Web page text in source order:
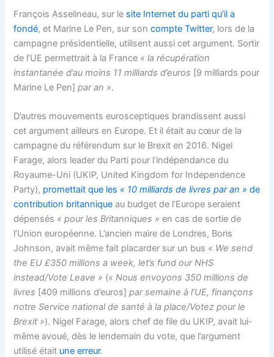
François Asselineau, sur le site Internet du parti qu’il a
fondé, et Marine Le Pen, sur soncompte Twitter, lors de la
campagne présidentielle, utilisent aussi cet argument. Sortir
de l’UE permettrait à la France « la récupération
instantanée d’au moins 11 milliards d’euros [9 milliards pour
Marine Le Pen] par an ».
D’autres mouvements eurosceptiques brandissent aussi
cet argument ailleurs en Europe. Et il était au cœur de la
campagne du référendum sur le Brexit en 2016. Nigel
Farage, alors leader du Parti pour l’indépendance du
Royaume-Uni (UKIP, United Kingdom for Independence
Party), promettait que les « 10 milliards de livres par an »de
contribution britannique au budget de l’Europe seraient
dépensés « pour les Britanniques » en cas de sortie de
l’Union européenne. L’ancien maire de Londres, Boris
Johnson, avait même fait placarder sur un bus « We send
the EU ‎£350 millions a week, let’s fund our NHS
instead/Vote Leave » (« Nous envoyons 350 millions de
livres [409 millions d’euros] par semaine à l’UE, finançons
notre Service national de santé à la place/Votez pour le
Brexit »). Nigel Farage, alors chef de file du UKIP, avait lui-
même avoué, dès le lendemain du vote, que l’argument
utilisé était une erreur.